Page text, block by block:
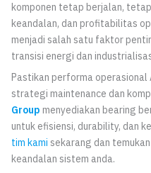
komponen tetap berjalan,
keandalan, dan profitabilitas
menjadi salah satu faktor
transisi energi dan
Pastikan performa
strategi maintenance dan
Group menyediakan bearing
untuk efisiensi, durability, dan
tim kami sekarang dan
keandalan sistem anda.